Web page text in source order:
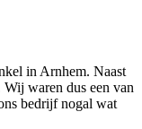
in Arnhem. Naast
waren dus een van
bedrijf nogal wat